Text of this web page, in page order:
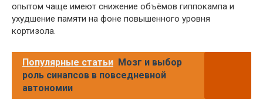
опытом чаще имеют снижение объёмов гиппокампа и
ухудшение памяти на фоне повышенного уровня
кортизола.
Популярные статьи Мозг и выбор
роль синапсов в повседневной
автономии